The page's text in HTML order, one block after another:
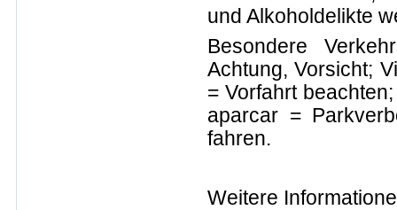
und Alkoholdelikte
Besondere
Achtung, Vorsicht;
= Vorfahrt
aparcar =
fahren.
Weitere